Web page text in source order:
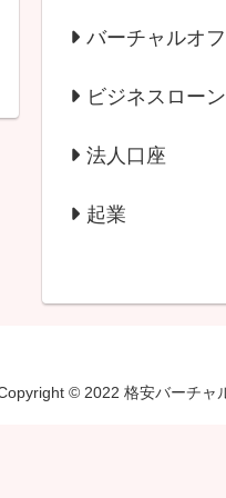
バーチャルオ
ビジネスローン
法人口座
起業
© 2022 格安バーチャ